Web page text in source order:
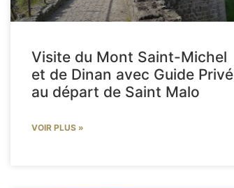
Visite du Mont Saint-Michel
et de Dinan avec Guide Privé
au départ de Saint Malo
VOIR PLUS »